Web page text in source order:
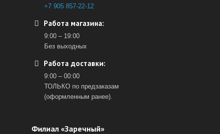
+7 905 857-22-12
Работа магазина:
9:00 – 19:00
Без выходных
Работа доставки:
9:00 – 00:00
ТОЛЬКО по предзаказам
(оформленным ранее).
Филиал «Заречный»